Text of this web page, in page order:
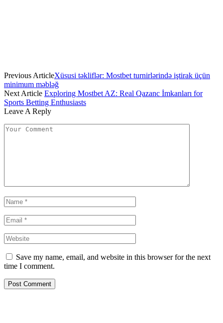
Previous ArticleXüsusi təkliflər: Mostbet turnirlərində iştirak üçün
minimum məbləğ
Next Article Exploring Mostbet AZ: Real Qazanc İmkanları for
Sports Betting Enthusiasts
Leave A Reply
Save my name, email, and website in this browser for the next
time I comment.